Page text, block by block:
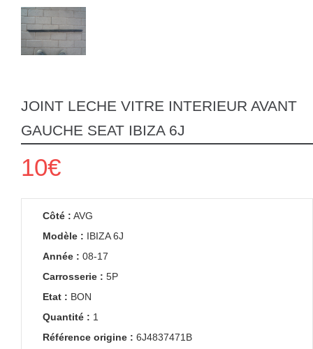
JOINT LECHE VITRE INTERIEUR AVANT
GAUCHE SEAT IBIZA 6J
10€
Côté : AVG
Modèle : IBIZA 6J
Année : 08-17
Carrosserie : 5P
Etat : BON
Quantité : 1
Référence origine : 6J4837471B